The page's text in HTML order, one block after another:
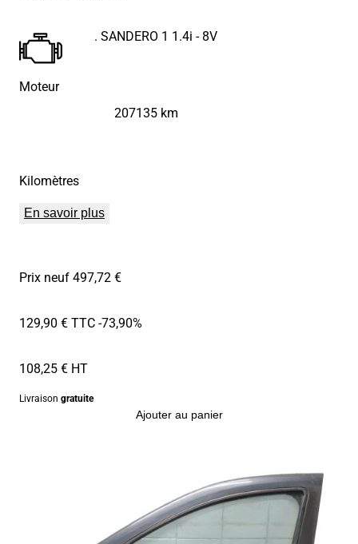
Moteur
. SANDERO 1 1.4i - 8V
Kilomètres
207135 km
En savoir plus
Prix neuf 497,72 €
129,90 € TTC-73,90%
108,25 € HT
Livraison gratuite
Ajouter au panier